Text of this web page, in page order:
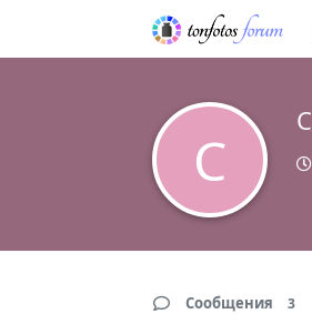
С
Сообщения 3